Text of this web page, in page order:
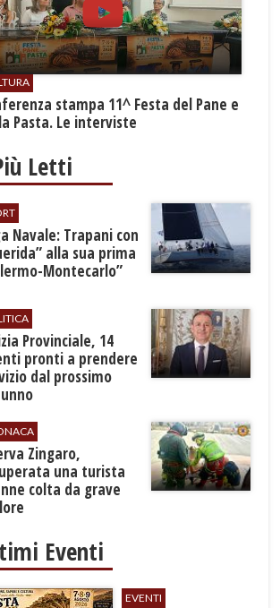
stampa 11^ Festa del Pane e
Pasta. Le interviste
Letti
Navale: Trapani con
alla sua prima
Montecarlo”
Provinciale, 14
pronti a prendere
dal prossimo
Zingaro,
una turista
colta da grave
Eventi
EVENTI